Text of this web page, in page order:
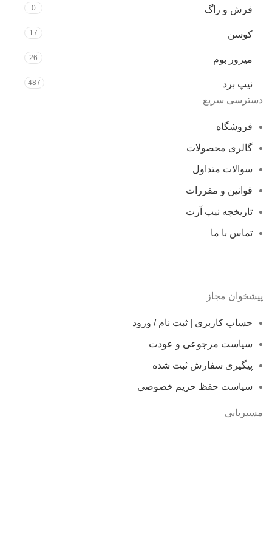
فرش و راگ 0
کوسن 17
میرور بوم 26
نیپ برد 487
دسترسی سریع
فروشگاه
گالری محصولات
سوالات متداول
قوانین و مقررات
تاریخچه نیپ آرت
تماس با ما
پیشخوان مجاز
حساب کاربری | ثبت نام / ورود
سیاست مرجوعی و عودت
پیگیری سفارش ثبت شده
سیاست حفظ حریم خصوصی
مسیریابی